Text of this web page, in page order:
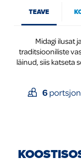
Global
TEAVE
Midagi ilusat
traditsiooniliste
läinud, siis katseta
6